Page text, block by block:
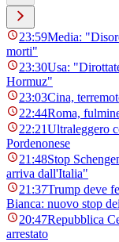
23:59Media:
morti"
23:30Usa:
Hormuz"
23:03Cina,
22:44Roma,
22:21Ultraleggero
Pordenonese
21:48Stop
arriva dall'Italia"
21:37Trump deve
Bianca: nuovo stop
20:47Repubblica
arrestato